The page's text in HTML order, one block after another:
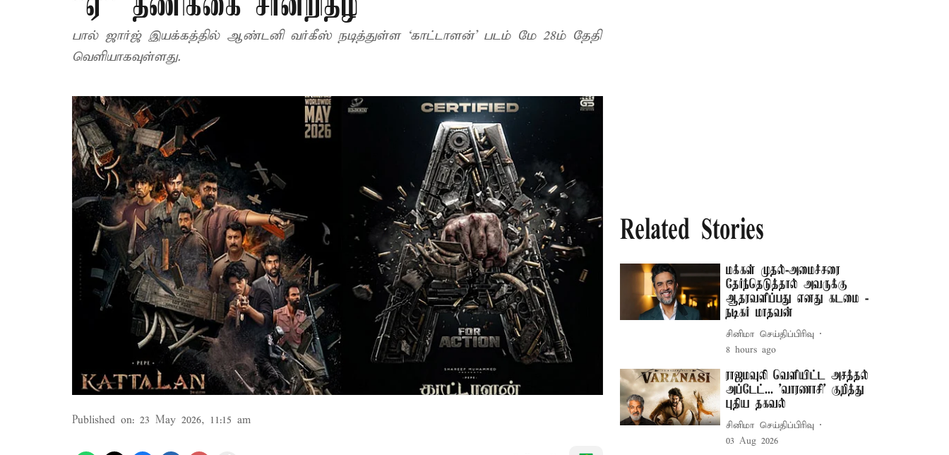
பால் ஜார்ஜ் இயக்கத்தில் ஆண்டனி வர்கீஸ் நடித்துள்ள ‘காட்டாளன்’ படம் மே 28ம் தேதி
வெளியாகவுள்ளது.
Published on: 23 May 2026, 11:15 am
Related Stories
மக்கள் முதல்-அமைச்சரை
தேர்ந்தெடுத்தால் அவருக்கு
ஆதரவளிப்பது எனது கடமை -
நடிகர் மாதவன்
சினிமா செய்திப்பிரிவு
8 hours ago
ராஜமவுலி வெளியிட்ட அசத்தல்
அப்டேட்... 'வாரணாசி' குறித்து
புதிய தகவல்
சினிமா செய்திப்பிரிவு
03 Aug 2026